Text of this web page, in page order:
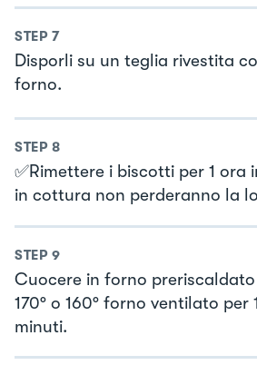
STEP 7
Disporli su un teglia rivestita
forno.
STEP 8
✅Rimettere i biscotti per 1 ora
in cottura non perderanno la
STEP 9
Cuocere in forno
170° o 160° forno ventilato per
minuti.